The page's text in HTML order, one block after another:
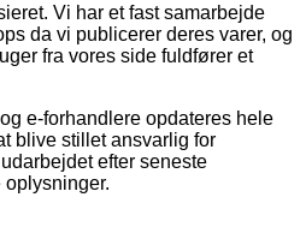
Vi har et fast samarbejde
da vi publicerer deres varer, og
fra vores side fuldfører et
e-forhandlere opdateres hele
blive stillet ansvarlig for
efter seneste
oplysninger.